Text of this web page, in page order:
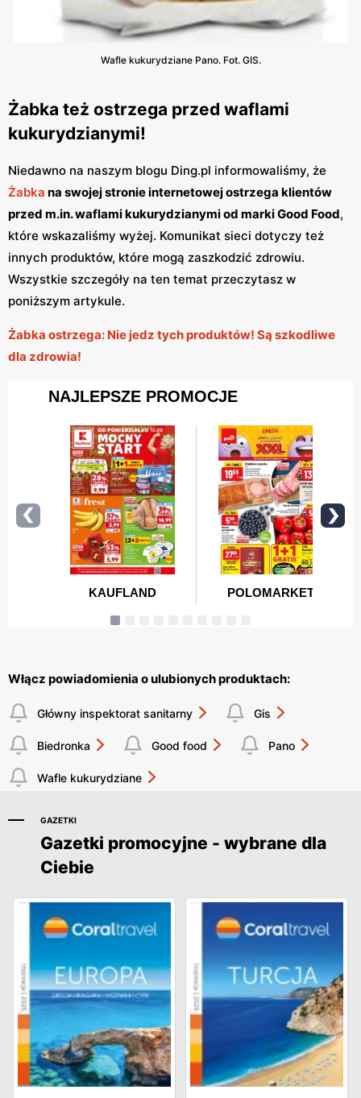
Wafle kukurydziane Pano. Fot. GIS.
Żabka też ostrzega przed waflami
kukurydzianymi!
Niedawno na naszym blogu Ding.pl informowaliśmy, że
Żabka na swojej stronie internetowej ostrzega klientów
przed m.in. waflami kukurydzianymi od marki Good Food,
które wskazaliśmy wyżej. Komunikat sieci dotyczy też
innych produktów, które mogą zaszkodzić zdrowiu.
Wszystkie szczegóły na ten temat przeczytasz w
poniższym artykule.
Żabka ostrzega: Nie jedz tych produktów! Są szkodliwe
dla zdrowia!
Włącz powiadomienia o ulubionych produktach:
Główny inspektorat sanitarny Gis
Biedronka Good food Pano
Wafle kukurydziane
GAZETKI
Gazetki promocyjne - wybrane dla
Ciebie